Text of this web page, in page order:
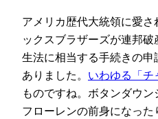
アメリカ歴代大統領に愛
ックスブラザーズが連邦
生法に相当する手続きの
ありました。 いわゆる「チ
ものですね。ボタンダウ
フローレンの前身になっ